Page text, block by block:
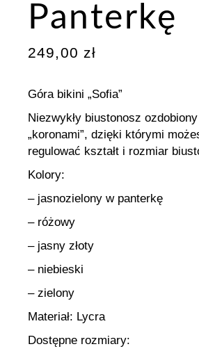
Panterkę
249,00 zł
Góra bikini „Sofia”
Niezwykły biustonosz
„koronami”, dzięki którymi
regulować kształt i rozmiar
Kolory:
– jasnozielony w panterkę
– różowy
– jasny złoty
– niebieski
– zielony
Materiał: Lycra
Dostępne rozmiary: